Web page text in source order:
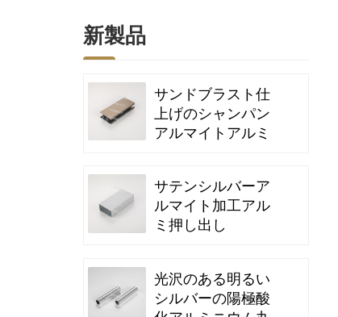
新製品
サンドブラスト仕
上げのシャンパン
アルマイトアルミ
サテンシルバーア
ルマイト加工アル
ミ押し出し
光沢のある明るい
シルバーの陽極酸